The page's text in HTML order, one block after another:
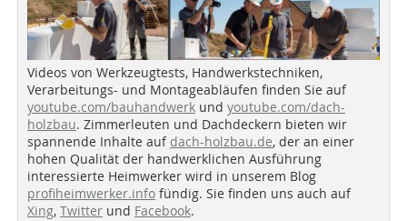
Videos von Werkzeugtests, Handwerkstechniken,
Verarbeitungs- und Montageabläufen finden Sie auf
youtube.com/bauhandwerk und youtube.com/dach-
holzbau. Zimmerleuten und Dachdeckern bieten wir
spannende Inhalte auf dach-holzbau.de, der an einer
hohen Qualität der handwerklichen Ausführung
interessierte Heimwerker wird in unserem Blog
profiheimwerker.info fündig. Sie finden uns auch auf
Xing, Twitter und Facebook.